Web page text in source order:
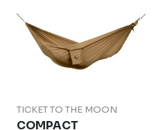
TICKET TO THE MOON
COMPACT